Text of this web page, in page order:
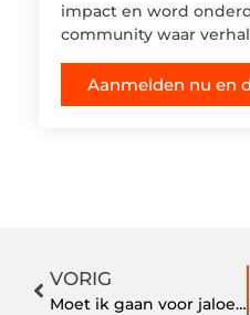
impact en word
community waar
Aanmelden nu en
VORIG
Moet ik gaan voor jaloezieën of rolgordijnen?